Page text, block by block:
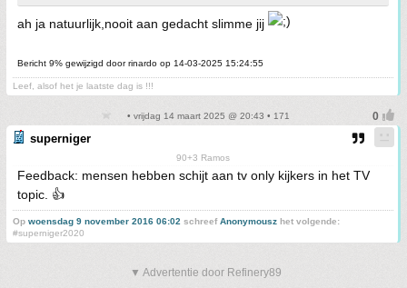
ah ja natuurlijk,nooit aan gedacht slimme jij
Bericht 9% gewijzigd door rinardo op 14-03-2025 15:24:55
Leef, alsof het je laatste dag is !!!
• vrijdag 14 maart 2025 @ 20:43 • 171
superniger
90+3 Ramos
Feedback: mensen hebben schijt aan tv only kijkers in het TV
topic. 👍
Op woensdag 9 november 2016 06:02 schreefAnonymousz het volgende:
#superniger2020
▼ Advertentie door Refinery89